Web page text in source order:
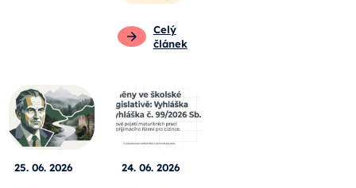
Celý
článek
25. 06. 2026 24. 06. 2026